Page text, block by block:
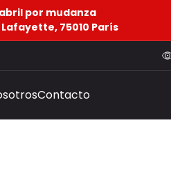
por mudanza
75010 París
Contacto